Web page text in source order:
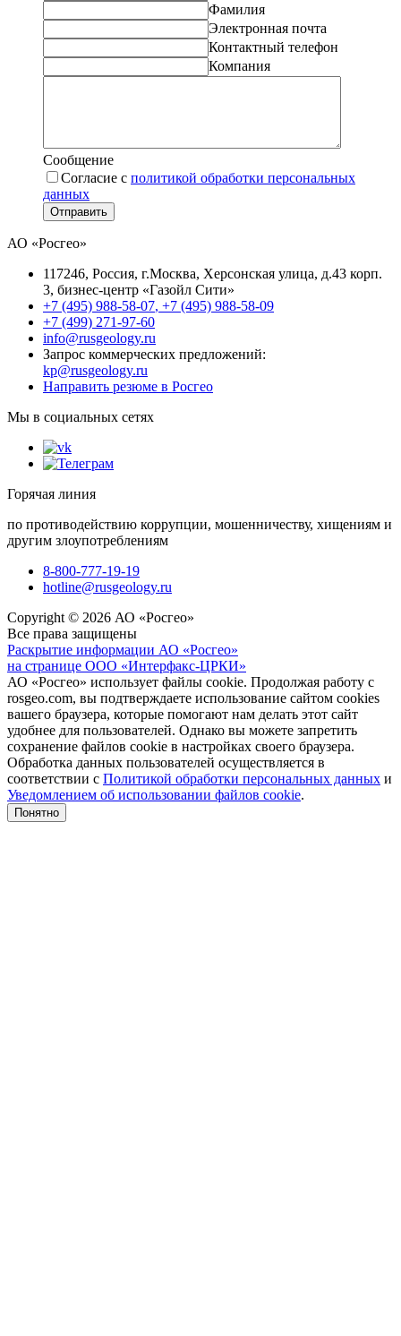
Фамилия
Электронная почта
Контактный телефон
Компания
Сообщение
Согласие с политикой обработки персональных
данных
Отправить
АО «Росгео»
117246, Россия, г.Москва, Херсонская улица, д.43 корп.
3, бизнес-центр «Газойл Сити»
+7 (495) 988-58-07, +7 (495) 988-58-09
+7 (499) 271-97-60
info@rusgeology.ru
Запрос коммерческих предложений:
kp@rusgeology.ru
Направить резюме в Росгео
Мы в социальных сетях
Горячая линия
по противодействию коррупции, мошенничеству, хищениям и
другим злоупотреблениям
8-800-777-19-19
hotline@rusgeology.ru
Copyright © 2026 АО «Росгео»
Все права защищены
Раскрытие информации АО «Росгео»
на странице ООО «Интерфакс-ЦРКИ»
АО «Росгео» использует файлы cookie. Продолжая работу с
rosgeo.com, вы подтверждаете использование сайтом cookies
вашего браузера, которые помогают нам делать этот сайт
удобнее для пользователей. Однако вы можете запретить
сохранение файлов cookie в настройках своего браузера.
Обработка данных пользователей осуществляется в
соответствии с Политикой обработки персональных данных и
Уведомлением об использовании файлов cookie.
Понятно